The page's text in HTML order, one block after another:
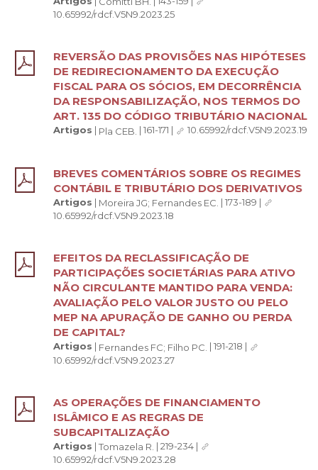
10.65992/rdcf.V5N9.2023.25
REVERSÃO DAS PROVISÕES NAS HIPÓTESES
DE REDIRECIONAMENTO DA EXECUÇÃO
FISCAL PARA OS SÓCIOS, EM DECORRÊNCIA
DA RESPONSABILIZAÇÃO, NOS TERMOS DO
ART. 135 DO CÓDIGO TRIBUTÁRIO NACIONAL
Artigos | Pla CEB. | 161-171 | 10.65992/rdcf.V5N9.2023.19
BREVES COMENTÁRIOS SOBRE OS REGIMES
CONTÁBIL E TRIBUTÁRIO DOS DERIVATIVOS
Artigos | Moreira JG; Fernandes EC. | 173-189 |
10.65992/rdcf.V5N9.2023.18
EFEITOS DA RECLASSIFICAÇÃO DE
PARTICIPAÇÕES SOCIETÁRIAS PARA ATIVO
NÃO CIRCULANTE MANTIDO PARA VENDA:
AVALIAÇÃO PELO VALOR JUSTO OU PELO
MEP NA APURAÇÃO DE GANHO OU PERDA
DE CAPITAL?
Artigos | Fernandes FC; Filho PC. | 191-218 |
10.65992/rdcf.V5N9.2023.27
AS OPERAÇÕES DE FINANCIAMENTO
ISLÂMICO E AS REGRAS DE
SUBCAPITALIZAÇÃO
Artigos | Tomazela R. | 219-234 |
10.65992/rdcf.V5N9.2023.28